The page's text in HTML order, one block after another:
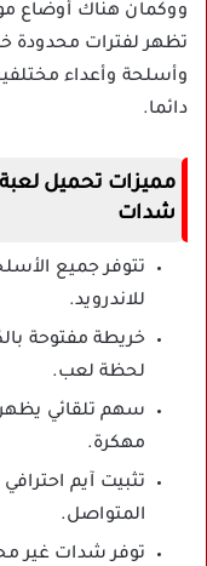
ووكمان هناك أوضاع
تظهر لفترات محدودة
وأسلحة وأعداء
دائما.
شدات
تتوفر جميع
للاندرويد.
خريطة مفتوحة
لحظة لعب.
سهم تلقائي يظهر
مهكرة.
تثبيت آيم احترافي
المتواصل.
توفر شدات غير